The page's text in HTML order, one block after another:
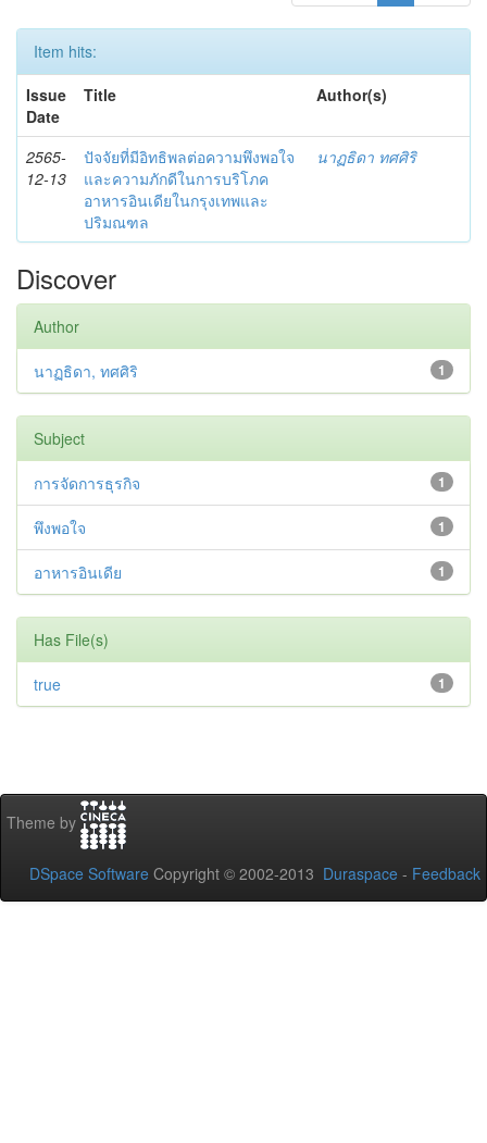
Item hits:
Issue
Date
Title Author(s)
2565-
12-13
ปัจจัยที่มีอิทธิพลต่อความพึงพอใจ
และความภักดีในการบริโภค
อาหารอินเดียในกรุงเทพและ
ปริมณฑล
นาฏธิดา ทศศิริ
Discover
Author
1
นาฏธิดา, ทศศิริ
Subject
1
การจัดการธุรกิจ
1
พึงพอใจ
1
อาหารอินเดีย
Has File(s)
1
true
Theme by
DSpace Software Copyright © 2002-2013 Duraspace - Feedback